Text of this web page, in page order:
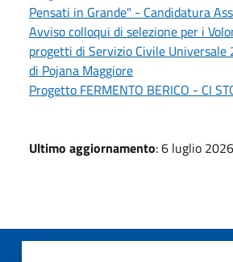
Pensati in Grande" - Candidatura
Avviso colloqui di selezione per i
progetti di Servizio Civile Universale
di Pojana Maggiore
Progetto FERMENTO BERICO - CI
Ultimo aggiornamento: 6 luglio